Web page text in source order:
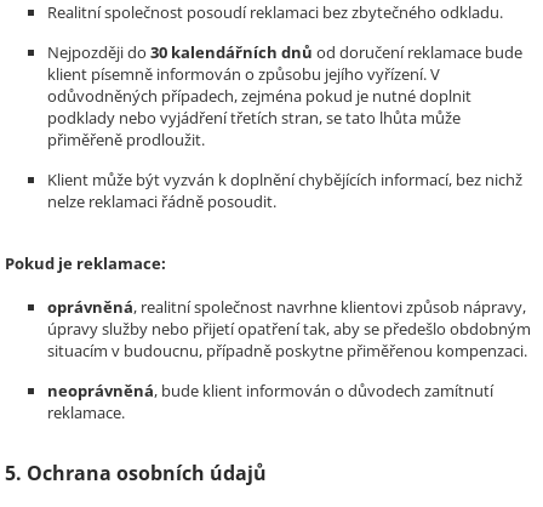
Realitní společnost posoudí reklamaci bez zbytečného odkladu.
Nejpozději do30 kalendářních dnů od doručení reklamace bude
klient písemně informován o způsobu jejího vyřízení. V
odůvodněných případech, zejména pokud je nutné doplnit
podklady nebo vyjádření třetích stran, se tato lhůta může
přiměřeně prodloužit.
Klient může být vyzván k doplnění chybějících informací, bez nichž
nelze reklamaci řádně posoudit.
Pokud je reklamace:
oprávněná, realitní společnost navrhne klientovi způsob nápravy,
úpravy služby nebo přijetí opatření tak, aby se předešlo obdobným
situacím v budoucnu, případně poskytne přiměřenou kompenzaci.
neoprávněná, bude klient informován o důvodech zamítnutí
reklamace.
5. Ochrana osobních údajů